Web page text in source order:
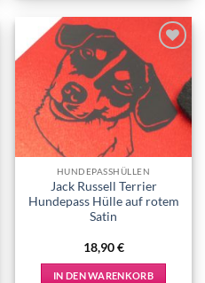
Add to
wishlist
HUNDEPASSHÜLLEN
Jack Russell Terrier
Hundepass Hülle auf rotem
Satin
18,90€
IN DEN WARENKORB